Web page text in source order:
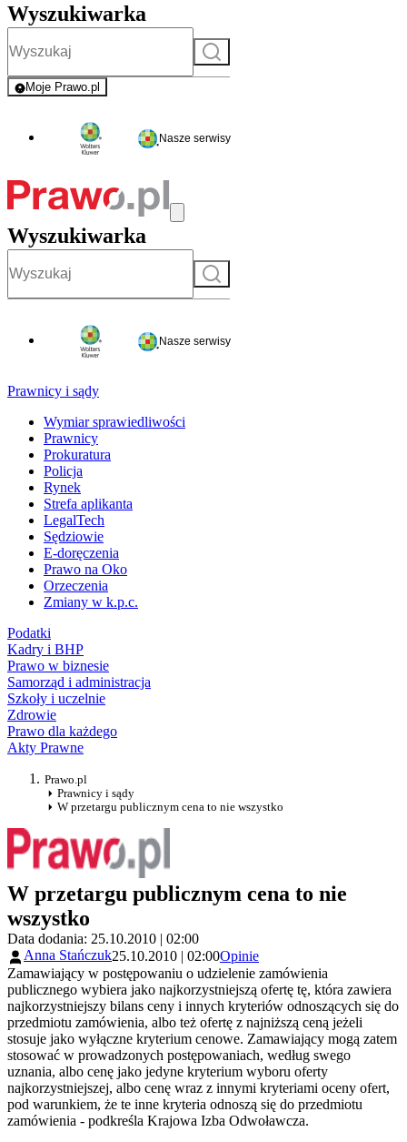
Wyszukiwarka
Szukaj
Moje Prawo.pl
- rejestracja i logowanie do serwisu
Nasze serwisy
Wyszukiwarka
Szukaj
Nasze serwisy
Prawnicy i sądy
Wymiar sprawiedliwości
Prawnicy
Prokuratura
Policja
Rynek
Strefa aplikanta
LegalTech
Sędziowie
E-doręczenia
Prawo na Oko
Orzeczenia
Zmiany w k.p.c.
Podatki
Kadry i BHP
Prawo w biznesie
Samorząd i administracja
Szkoły i uczelnie
Zdrowie
Prawo dla każdego
Akty Prawne
Prawo.pl
Prawnicy i sądy
W przetargu publicznym cena to nie wszystko
W przetargu publicznym cena to nie
wszystko
Data dodania: 25.10.2010 | 02:00
Anna Stańczuk25.10.2010 | 02:00Opinie
Zamawiający w postępowaniu o udzielenie zamówienia
publicznego wybiera jako najkorzystniejszą ofertę tę, która zawiera
najkorzystniejszy bilans ceny i innych kryteriów odnoszących się do
przedmiotu zamówienia, albo też ofertę z najniższą ceną jeżeli
stosuje jako wyłączne kryterium cenowe. Zamawiający mogą zatem
stosować w prowadzonych postępowaniach, według swego
uznania, albo cenę jako jedyne kryterium wyboru oferty
najkorzystniejszej, albo cenę wraz z innymi kryteriami oceny ofert,
pod warunkiem, że te inne kryteria odnoszą się do przedmiotu
zamówienia - podkreśla Krajowa Izba Odwoławcza.